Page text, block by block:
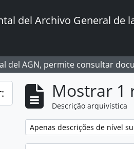
del Archivo General de
del AGN, permite consultar
Mostrar 1
Descrição arquivística
Remover filtro:
Apenas descrições de nível